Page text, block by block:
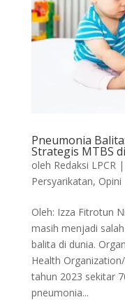
Pneumonia
Strategis MTBS
oleh Redaksi LPCR|
Persyarikatan, Opini
Oleh: Izza Fitrotun
masih menjadi
balita di dunia.
Health
tahun 2023 sekitar
pneumonia...